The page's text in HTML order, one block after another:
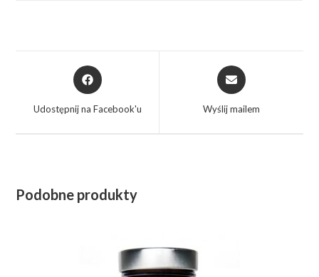
Udostępnij na Facebook'u Wyślij mailem
Podobne produkty